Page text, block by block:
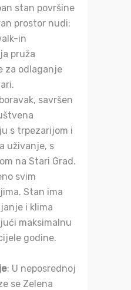
stan površine
prostor nudi:
in
pruža
za odlaganje
savršen
s trpezarijom i
uživanje, s
na Stari Grad.
svim
Stan ima
i klima
maksimalnu
godine.
: U neposrednoj
se Zelena